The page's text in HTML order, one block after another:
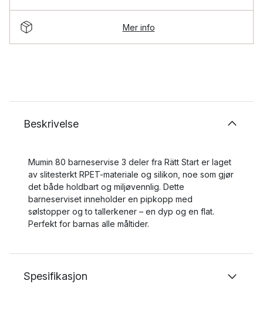
Mer info
Beskrivelse
Mumin 80 barneservise 3 deler fra Rätt Start er laget
av slitesterkt RPET-materiale og silikon, noe som gjør
det både holdbart og miljøvennlig. Dette
barneserviset inneholder en pipkopp med
sølstopper og to tallerkener – en dyp og en flat.
Perfekt for barnas alle måltider.
Spesifikasjon